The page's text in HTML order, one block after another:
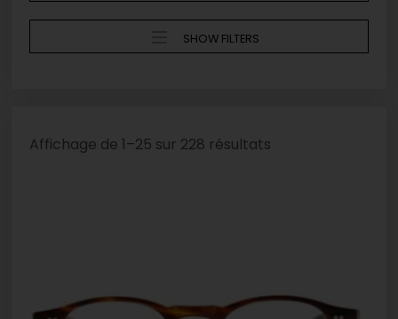
SHOW FILTERS
Affichage de 1–25 sur 228 résultats